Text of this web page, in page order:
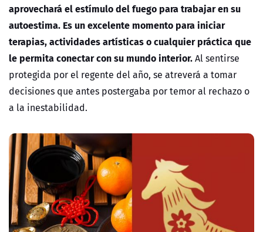
aprovechará el estímulo del fuego para trabajar en su
autoestima. Es un excelente momento para iniciar
terapias, actividades artísticas o cualquier práctica que
le permita conectar con su mundo interior.Al sentirse
protegida por el regente del año, se atreverá a tomar
decisiones que antes postergaba por temor al rechazo o
a la inestabilidad.